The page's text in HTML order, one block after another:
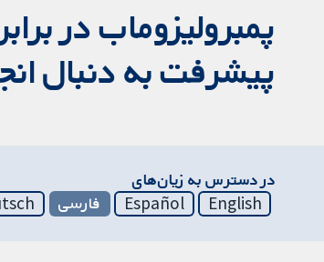
پمبرولیزوماب در
پیشرفت به دنبال
در دسترس به زیان‌های
English
Español فارسی